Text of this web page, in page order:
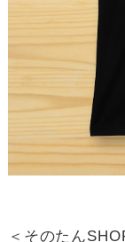
＜そのたん